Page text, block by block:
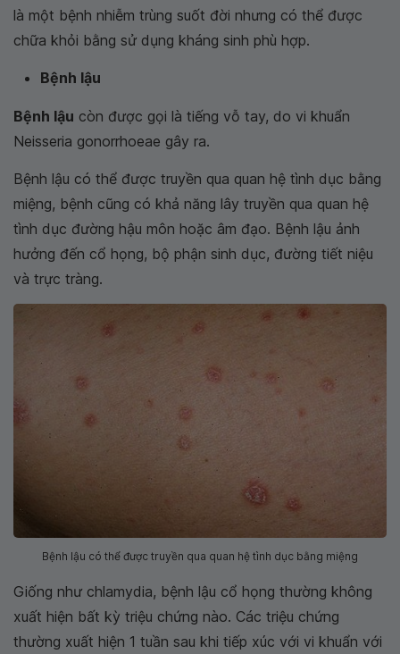
là một bệnh nhiễm trùng suốt đời nhưng có thể được
chữa khỏi bằng sử dụng kháng sinh phù hợp.
Bệnh lậu
Bệnh lậu còn được gọi là tiếng vỗ tay, do vi khuẩn
Neisseria gonorrhoeae gây ra.
Bệnh lậu có thể được truyền qua quan hệ tình dục bằng
miệng, bệnh cũng có khả năng lây truyền qua quan hệ
tình dục đường hậu môn hoặc âm đạo. Bệnh lậu ảnh
hưởng đến cổ họng, bộ phận sinh dục, đường tiết niệu
và trực tràng.
Bệnh lậu có thể được truyền qua quan hệ tình dục bằng miệng
Giống như chlamydia, bệnh lậu cổ họng thường không
xuất hiện bất kỳ triệu chứng nào. Các triệu chứng
thường xuất hiện 1 tuần sau khi tiếp xúc với vi khuẩn với